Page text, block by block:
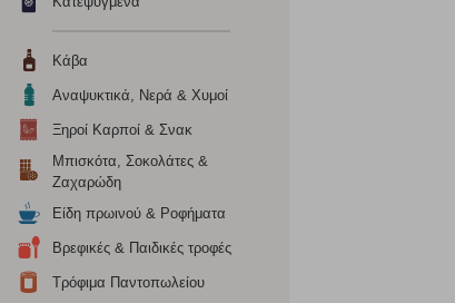
Κάβα
Αναψυκτικά, Νερά & Χυμοί
Ξηροί Καρποί & Σνακ
Μπισκότα, Σοκολάτες &
Ζαχαρώδη
Είδη πρωινού & Ροφήματα
Βρεφικές & Παιδικές τροφές
Τρόφιμα Παντοπωλείου
το πρόγραμμα περιήγησης και τη συσκευή σας. Αν
Η συγκεκριμένη κατηγορία cookies μας δίνει τη
τα cookies είναι συγκεντρωτικές και, συνεπώς,
αποκλείει ή να σας ειδοποιεί σχετικά με αυτά τα